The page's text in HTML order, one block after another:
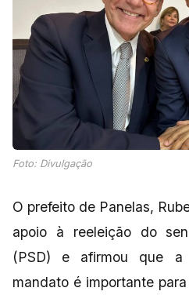
Foto: Divulgação
O prefeito de Panelas,
apoio à reeleição do
(PSD) e afirmou que a
mandato é importante